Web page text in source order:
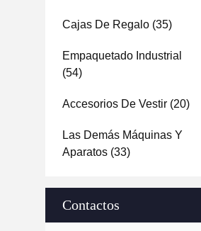
Cajas De Regalo (35)
Empaquetado Industrial
(54)
Accesorios De Vestir (20)
Las Demás Máquinas Y
Aparatos (33)
Contactos